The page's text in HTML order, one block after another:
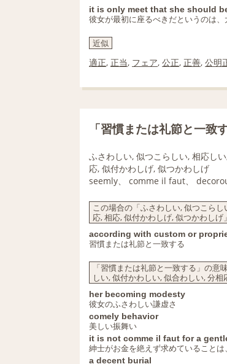
it is only meet that she should
彼女が最初に座るべきだというのは
近似
適正, 正当, フェア, 公正, 正善, 公明
「習慣または礼節と一致
ふさわしい, 似つこらしい, 相応し
応, 似付かわしげ, 似つかわしげ
seemly、 comme il faut、
この場合の「ふさわしい, 似つこら
応, 相応, 似付かわしげ, 似つかわしげ
according with custom or
習慣または礼節と一致する
「習慣または礼節と一致する」の意
しい, 似付かわしい, 似合わしい, 分
her becoming modesty
彼女のふさわしい謙虚さ
comely behavior
美しい振舞い
it is not comme il faut for a
紳士がお金を絶えず求めていること
a decent burial